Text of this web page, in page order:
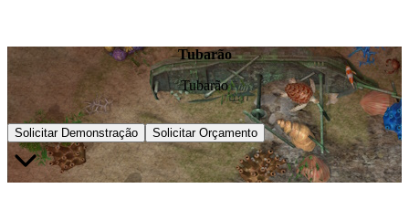
Tubarão
Tubarão
Solicitar Demonstração Solicitar Orçamento